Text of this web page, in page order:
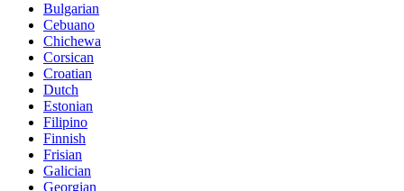
Bulgarian
Cebuano
Chichewa
Corsican
Croatian
Dutch
Estonian
Filipino
Finnish
Frisian
Galician
Georgian